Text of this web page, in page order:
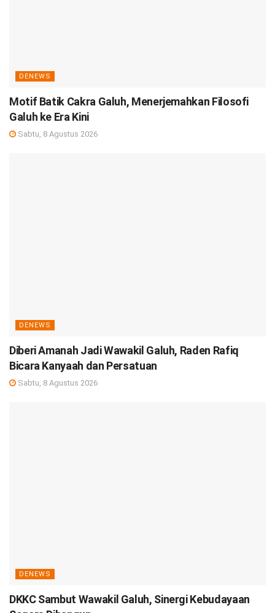
DENEWS
Motif Batik Cakra Galuh, Menerjemahkan Filosofi
Galuh ke Era Kini
Sabtu, 8 Agustus 2026
DENEWS
Diberi Amanah Jadi Wawakil Galuh, Raden Rafiq
Bicara Kanyaah dan Persatuan
Sabtu, 8 Agustus 2026
DENEWS
DKKC Sambut Wawakil Galuh, Sinergi Kebudayaan